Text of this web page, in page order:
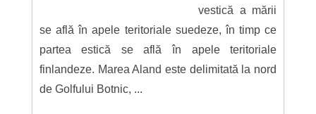
vestică a mării
se află în apele teritoriale suedeze, în timp ce
partea estică se află în apele teritoriale
finlandeze. Marea Aland este delimitată la nord
de Golfului Botnic, ...